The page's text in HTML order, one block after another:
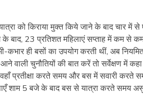
को किराया मुक्त किये जाने के बाद चार
बाद, 23 प्रतिशत महिलाएं सप्ताह में कम से
कभार ही बसों का उपयोग करती थीं, अब
वाली चुनौतियों की बात करें तो सर्वेक्षण में
प्रतीक्षा करते समय और बस में सवारी करते
शाम 5 बजे के बाद बस से यात्रा करते समय